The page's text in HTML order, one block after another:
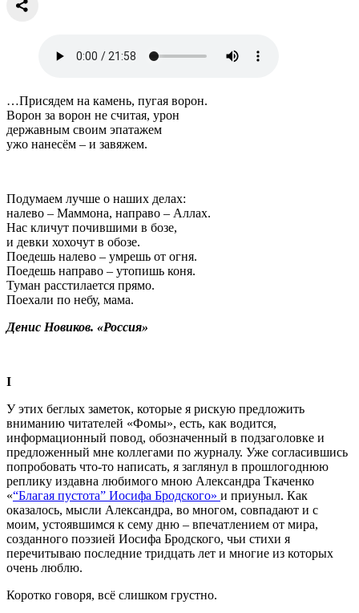
…Присядем на камень, пугая ворон.
Ворон за ворон не считая, урон
державным своим эпатажем
ужо нанесём – и завяжем.
Подумаем лучше о наших делах:
налево – Маммона, направо – Аллах.
Нас кличут почившими в бозе,
и девки хохочут в обозе.
Поедешь налево – умрешь от огня.
Поедешь направо – утопишь коня.
Туман расстилается прямо.
Поехали по небу, мама.
Денис Новиков. «Россия»
I
У этих беглых заметок, которые я рискую предложить
вниманию читателей «Фомы», есть, как водится,
информационный повод, обозначенный в подзаголовке и
предложенный мне коллегами по журналу. Уже согласившись
попробовать что-то написать, я заглянул в прошлогоднюю
реплику издавна любимого мною Александра Ткаченко
«“Благая пустота” Иосифа Бродского» и приуныл. Как
оказалось, мысли Александра, во многом, совпадают и с
моим, устоявшимся к сему дню – впечатлением от мира,
созданного поэзией Иосифа Бродского, чьи стихи я
перечитываю последние тридцать лет и многие из которых
очень люблю.
Коротко говоря, всё слишком грустно.